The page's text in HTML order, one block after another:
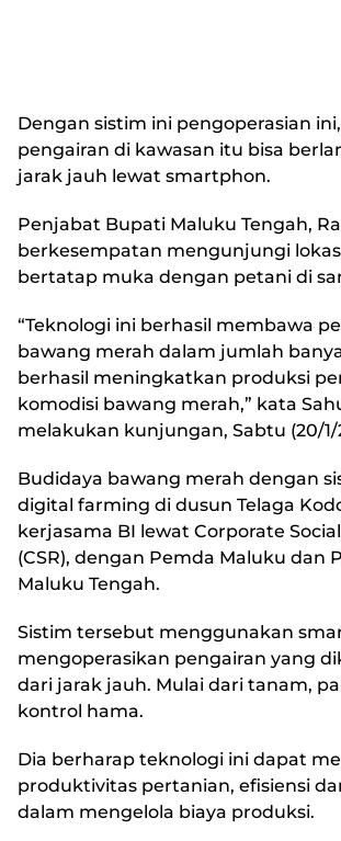
Dengan sistim ini pengoperasian
pengairan di kawasan itu bisa
jarak jauh lewat smartphon.
Penjabat Bupati Maluku Tengah,
berkesempatan mengunjungi
bertatap muka dengan petani di
“Teknologi ini berhasil membawa
bawang merah dalam jumlah
berhasil meningkatkan produksi
komodisi bawang merah,” kata
melakukan kunjungan, Sabtu (20/1/
Budidaya bawang merah dengan
digital farming di dusun Telaga
kerjasama BI lewat Corporate
(CSR), dengan Pemda Maluku dan
Maluku Tengah.
Sistim tersebut menggunakan
mengoperasikan pengairan yang
dari jarak jauh. Mulai dari tanam,
kontrol hama.
Dia berharap teknologi ini dapat
produktivitas pertanian, efisiensi
dalam mengelola biaya produksi.